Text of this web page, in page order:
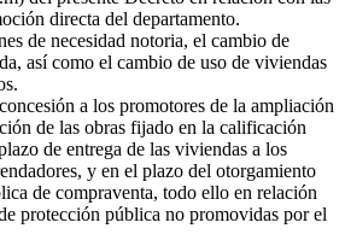
directa del departamento.
de necesidad notoria, el cambio de
así como el cambio de uso de viviendas
a los promotores de la ampliación
de las obras fijado en la calificación
de entrega de las viviendas a los
y en el plazo del otorgamiento
de compraventa, todo ello en relación
protección pública no promovidas por el